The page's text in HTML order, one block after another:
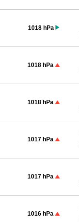
1018 hPa
1018 hPa
1018 hPa
1017 hPa
1017 hPa
1016 hPa